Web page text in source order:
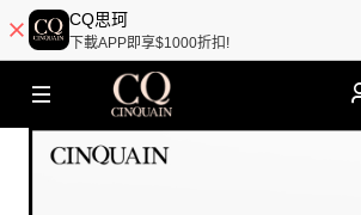
CQ思珂
下載APP即享$1000折扣!